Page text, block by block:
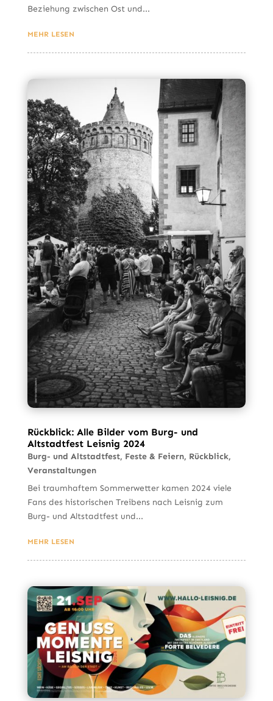
Beziehung zwischen Ost und...
MEHR LESEN
Rückblick: Alle Bilder vom Burg- und
Altstadtfest Leisnig 2024
Burg- und Altstadtfest, Feste & Feiern, Rückblick,
Veranstaltungen
Bei traumhaftem Sommerwetter kamen 2024 viele
Fans des historischen Treibens nach Leisnig zum
Burg- und Altstadtfest und...
MEHR LESEN